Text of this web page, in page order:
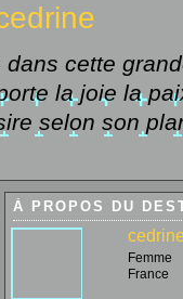
cette
la joie la
selon son
À PROPOS DU
Femme
France